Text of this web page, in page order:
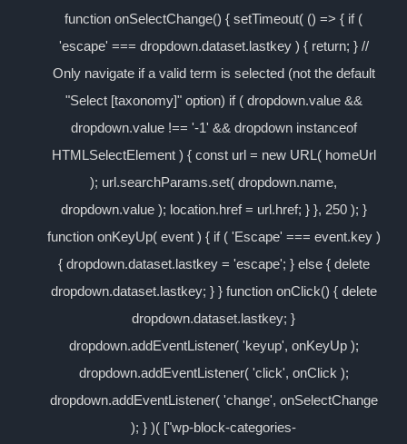
function onSelectChange() { setTimeout( () => { if (
'escape' === dropdown.dataset.lastkey ) { return; } //
Only navigate if a valid term is selected (not the default
"Select [taxonomy]" option) if ( dropdown.value &&
dropdown.value !== '-1' && dropdown instanceof
HTMLSelectElement ) { const url = new URL( homeUrl
); url.searchParams.set( dropdown.name,
dropdown.value ); location.href = url.href; } }, 250 ); }
function onKeyUp( event ) { if ( 'Escape' === event.key )
{ dropdown.dataset.lastkey = 'escape'; } else { delete
dropdown.dataset.lastkey; } } function onClick() { delete
dropdown.dataset.lastkey; }
dropdown.addEventListener( 'keyup', onKeyUp );
dropdown.addEventListener( 'click', onClick );
dropdown.addEventListener( 'change', onSelectChange
); } )( ["wp-block-categories-